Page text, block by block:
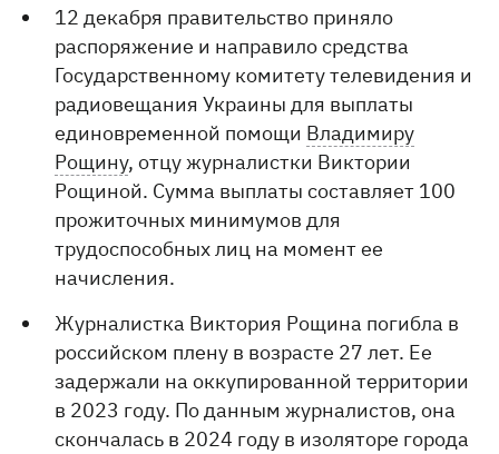
12 декабря правительство приняло
распоряжение и направило средства
Государственному комитету телевидения и
радиовещания Украины для выплаты
единовременной помощи Владимиру
Рощину, отцу журналистки Виктории
Рощиной. Сумма выплаты составляет 100
прожиточных минимумов для
трудоспособных лиц на момент ее
начисления.
Журналистка Виктория Рощина погибла в
российском плену в возрасте 27 лет. Ее
задержали на оккупированной территории
в 2023 году. По данным журналистов, она
скончалась в 2024 году в изоляторе города